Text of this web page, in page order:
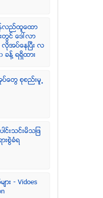
န္လည္ထူေထာ
ြင္ ေဒၚလာ
အပ္ေနၿပီး လ
န္႔ ရရွိထား
ေတြ စုစည္းမူ႕
င္းသင္းမိသျဖ
းစြဲခံရ
ား - Vidoes